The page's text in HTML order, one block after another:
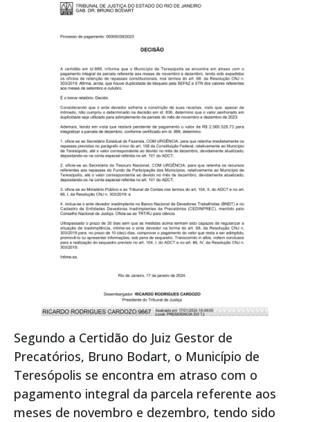
Segundo a Certidão do Juiz Gestor de
Precatórios, Bruno Bodart, o Município de
Teresópolis se encontra em atraso com o
pagamento integral da parcela referente aos
meses de novembro e dezembro, tendo sido